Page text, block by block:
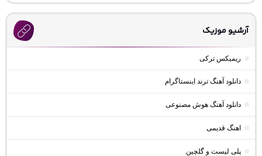
آرشیو موزیک
ریمیکس ترکی
دانلود آهنگ ترند اینستاگرام
دانلود آهنگ هوش مصنوعی
اهنگ قدیمی
پلی لیست و گلچین